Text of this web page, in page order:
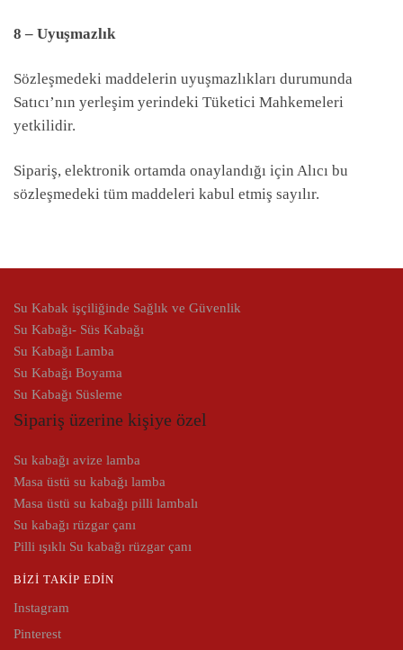
8 – Uyuşmazlık
Sözleşmedeki maddelerin uyuşmazlıkları durumunda
Satıcı’nın yerleşim yerindeki Tüketici Mahkemeleri
yetkilidir.
Sipariş, elektronik ortamda onaylandığı için Alıcı bu
sözleşmedeki tüm maddeleri kabul etmiş sayılır.
Su Kabak işçiliğinde Sağlık ve Güvenlik
Su Kabağı- Süs Kabağı
Su Kabağı Lamba
Su Kabağı Boyama
Su Kabağı Süsleme
Sipariş üzerine kişiye özel
Su kabağı avize lamba
Masa üstü su kabağı lamba
Masa üstü su kabağı pilli lambalı
Su kabağı rüzgar çanı
Pilli ışıklı Su kabağı rüzgar çanı
BIZI TAKIP EDIN
Instagram
Pinterest